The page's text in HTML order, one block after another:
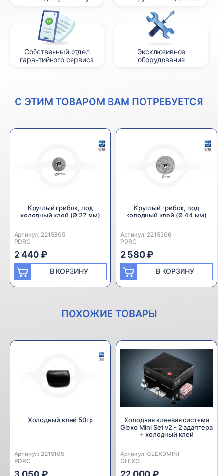
Собственный отдел
гарантийного сервиса
Эксклюзивное
оборудование
С ЭТИМ ТОВАРОМ ВАМ ПОТРЕБУЕТСЯ
Круглый грибок, под
холодный клей (Ø 27 мм)
Артикул: 2215305
Производитель:
PDRC
2 440 ₽
В КОРЗИНУ
Круглый грибок, под
холодный клей (Ø 44 мм)
Артикул: 2215306
Производитель:
PDRC
2 580 ₽
В КОРЗИНУ
ПОХОЖИЕ ТОВАРЫ
Холодный клей 50гр
Артикул: 2215105
Производитель:
PDRC
3 050 ₽
Холодная клеевая система
Glexo Mini Set v2 - 2 адаптера
+ холодный клей
Артикул: GLEXOMINI
Производитель:
GLEXO
22 000 ₽